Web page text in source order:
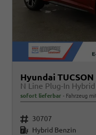
Hyundai TUCSON
sofort lieferbar Fahrzeug
Fahrzeugnr. 30707
Kraftstoff Hybrid Benzin